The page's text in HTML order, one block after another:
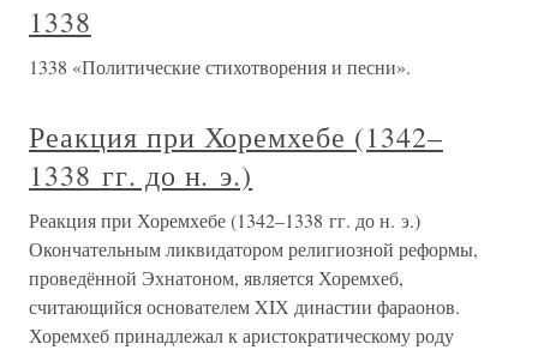
1338
1338 «Политические стихотворения и песни».
Реакция при Хоремхебе (1342–
1338 гг. до н. э.)
Реакция при Хоремхебе (1342–1338 гг. до н. э.)
Окончательным ликвидатором религиозной реформы,
проведённой Эхнатоном, является Хоремхеб,
считающийся основателем XIХ династии фараонов.
Хоремхеб принадлежал к аристократическому роду